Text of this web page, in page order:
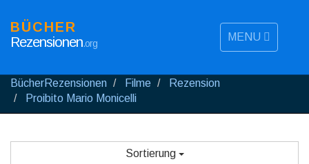
MENU
BÜCHER
Rezensionen.org
BücherRezensionen Filme
Rezension
Proibito Mario Monicelli
Sortierung